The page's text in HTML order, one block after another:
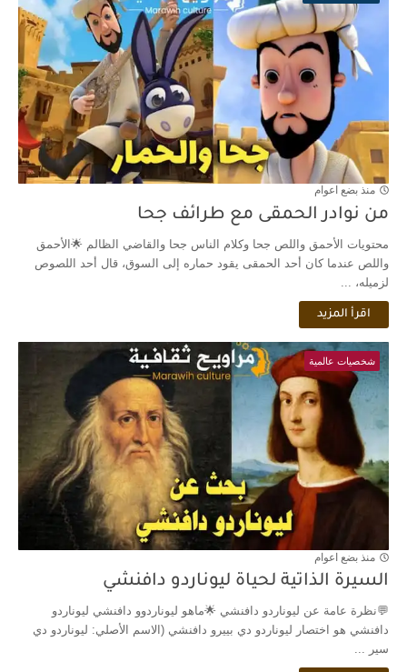
منذ بضع اعوام
من نوادر الحمقى مع طرائف جحا
محتويات الأحمق واللص جحا وكلام الناس جحا والقاضي الظالم 🌟الأحمق
واللص عندما كان أحد الحمقى يقود حماره إلى السوق، قال أحد اللصوص
لزميله، ...
اقرأ المزيد
شخصيات عالمية
منذ بضع اعوام
السيرة الذاتية لحياة ليوناردو دافنشي
💬نظرة عامة عن ليوناردو دافنشي 🌟ماهو ليوناردوو دافنشي ليوناردو
دافنشي هو اختصار ليوناردو دي بييرو دافنشي (الاسم الأصلي: ليوناردو دي
سير ...